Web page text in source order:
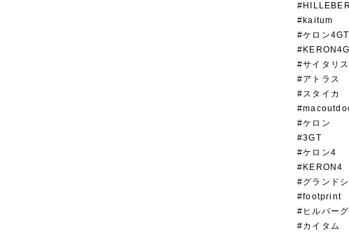
#kaitum
#ケロン4GT
#サイタリス
#アトラス
#スタイカ
#ケロン
#3GT
#ケロン4
#KERON4
#グランドシ
#footprint
#ヒルバーグ
#カイタム